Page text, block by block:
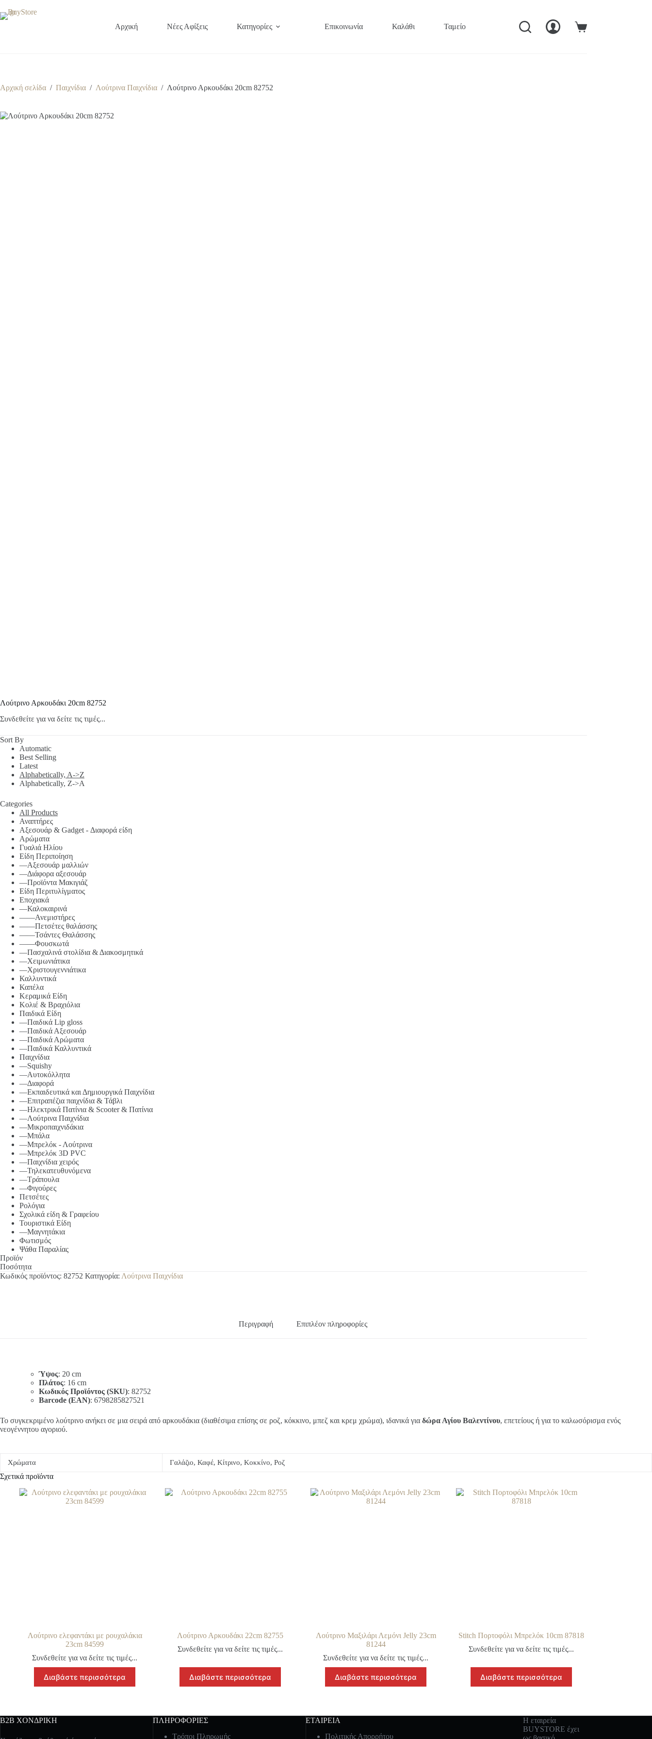
στο
περιεχόμενο
Αρχική Νέες Αφίξεις Κατηγορίες Επικοινωνία Καλάθι Ταμείο Ο Λογαριασμός Μού
Καλάθι
Αρχική σελίδα / Παιχνίδια / Λούτρινα Παιχνίδια / Λούτρινο Αρκουδάκι 20cm 82752
Λούτρινο Αρκουδάκι 20cm 82752
Συνδεθείτε για να δείτε τις τιμές...
Sort By
Automatic
Best Selling
Latest
Alphabetically, A->Z
Alphabetically, Z->A
Categories
All Products
Αναπτήρες
Αξεσουάρ & Gadget - Διαφορά είδη
Αρώματα
Γυαλιά Ηλίου
Είδη Περιποίηση
—Αξεσουάρ μαλλιών
—Διάφορα αξεσουάρ
—Προϊόντα Μακιγιάζ
Είδη Περιτυλίγματος
Εποχιακά
—Καλοκαιρινά
——Ανεμιστήρες
——Πετσέτες θαλάσσης
——Τσάντες Θαλάσσης
——Φουσκωτά
—Πασχαλινά στολίδια & Διακοσμητικά
—Χειμωνιάτικα
—Χριστουγεννιάτικα
Καλλυντικά
Καπέλα
Κεραμικά Είδη
Κολιέ & Βραχιόλια
Παιδικά Είδη
—Παιδικά Lip gloss
—Παιδικά Αξεσουάρ
—Παιδικά Αρώματα
—Παιδικά Καλλυντικά
Παιχνίδια
—Squishy
—Αυτοκόλλητα
—Διαφορά
—Εκπαιδευτικά και Δημιουργικά Παιχνίδια
—Επιτραπέζια παιχνίδια & Τάβλι
—Ηλεκτρικά Πατίνια & Scooter & Πατίνια
—Λούτρινα Παιχνίδια
—Μικροπαιχνιδάκια
—Μπάλα
—Μπρελόκ - Λούτρινα
—Μπρελόκ 3D PVC
—Παιχνίδια χειρός
—Τηλεκατευθυνόμενα
—Τράπουλα
—Φιγούρες
Πετσέτες
Ρολόγια
Σχολικά είδη & Γραφείου
Τουριστικά Είδη
—Μαγνητάκια
Φωτισμός
Ψάθα Παραλίας
Προϊόν
Ποσότητα
Κωδικός προϊόντος: 82752 Κατηγορία: Λούτρινα Παιχνίδια
Περιγραφή Επιπλέον πληροφορίες
Ύψος: 20 cm
Πλάτος: 16 cm
Κωδικός Προϊόντος (SKU): 82752
Barcode (EAN): 6798285827521
Το συγκεκριμένο λούτρινο ανήκει σε μια σειρά από αρκουδάκια (διαθέσιμα επίσης σε ροζ, κόκκινο, μπεζ και κρεμ χρώμα), ιδανικά για δώρα Αγίου Βαλεντίνου, επετείους ή για το καλωσόρισμα ενός
νεογέννητου αγοριού.
Χρώματα Γαλάζιο, Καφέ, Κίτρινο, Κοκκίνο, Ροζ
Σχετικά προϊόντα
Λούτρινο ελεφαντάκι με ρουχαλάκια
23cm 84599
Συνδεθείτε για να δείτε τις τιμές...
Διαβάστε περισσότερα
Λούτρινο Αρκουδάκι 22cm 82755
Συνδεθείτε για να δείτε τις τιμές...
Διαβάστε περισσότερα
Λούτρινο Μαξιλάρι Λεμόνι Jelly 23cm
81244
Συνδεθείτε για να δείτε τις τιμές...
Διαβάστε περισσότερα
Stitch Πορτοφόλι Μπρελόκ 10cm 87818
Συνδεθείτε για να δείτε τις τιμές...
Διαβάστε περισσότερα
B2B ΧΟΝΔΡΙΚΗ
ΠΛΗΡΟΦΟΡΙΕΣ
Τρόποι Πληρωμής
ΕΤΑΙΡΕΙΑ
Πολιτικής Απορρήτου
Η εταιρεία
BUYSTORE έχει